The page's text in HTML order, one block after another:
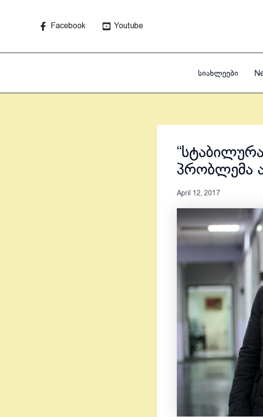
Facebook Youtube
სიახლეები
პრობლემა
April 12, 2017